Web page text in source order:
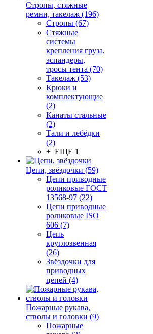
Стропы, стяжные
ремни, такелаж (196)
Стропы (67)
Стяжные
системы
крепления груза,
эспандеры,
тросы тента (70)
Такелаж (53)
Крюки и
комплектующие
(2)
Канаты стальные
(2)
Тали и лебёдки
(2)
+ ЕЩЕ 1
Цепи, звёздочки (59)
Цепи приводные
роликовые ГОСТ
13568-97 (22)
Цепи приводные
роликовые ISO
606 (7)
Цепь
круглозвенная
(26)
Звёздочки для
приводных
цепей (4)
Пожарные рукава,
стволы и головки (9)
Пожарные